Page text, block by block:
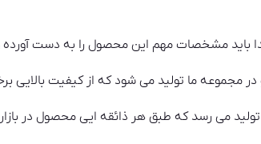
باید مشخصات مهم این محصول را به دست آورده
مجموعه ما تولید می شود که از کیفیت بالایی
می رسد که طبق هر ذائقه ایی محصول در